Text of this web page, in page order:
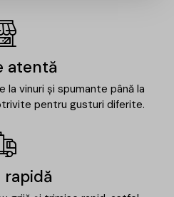
atentă
vinuri și spumante până la
pentru gusturi diferite.
rapidă